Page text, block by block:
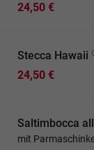
24,50 €
Stecca Hawaii
24,50 €
Saltimbocca
mit